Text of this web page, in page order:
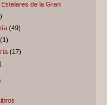
Estelares de la Gran
(49)
(1)
(17)